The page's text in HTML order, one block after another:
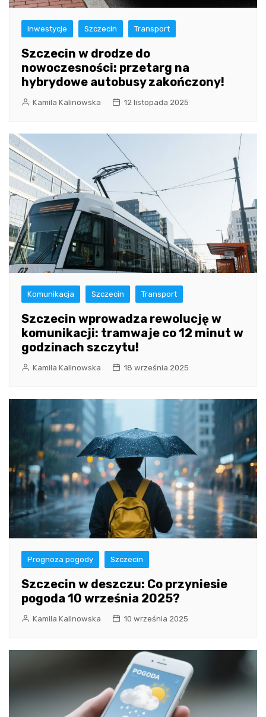
Inwestycje Szczecin Transport
Szczecin w drodze do
nowoczesności: przetarg na
hybrydowe autobusy zakończony!
Kamila Kalinowska 12 listopada 2025
Komunikacja Szczecin Transport
Szczecin wprowadza rewolucję w
komunikacji: tramwaje co 12 minut w
godzinach szczytu!
Kamila Kalinowska 18 września 2025
Prognoza pogody Szczecin
Szczecin w deszczu: Co przyniesie
pogoda 10 września 2025?
Kamila Kalinowska 10 września 2025